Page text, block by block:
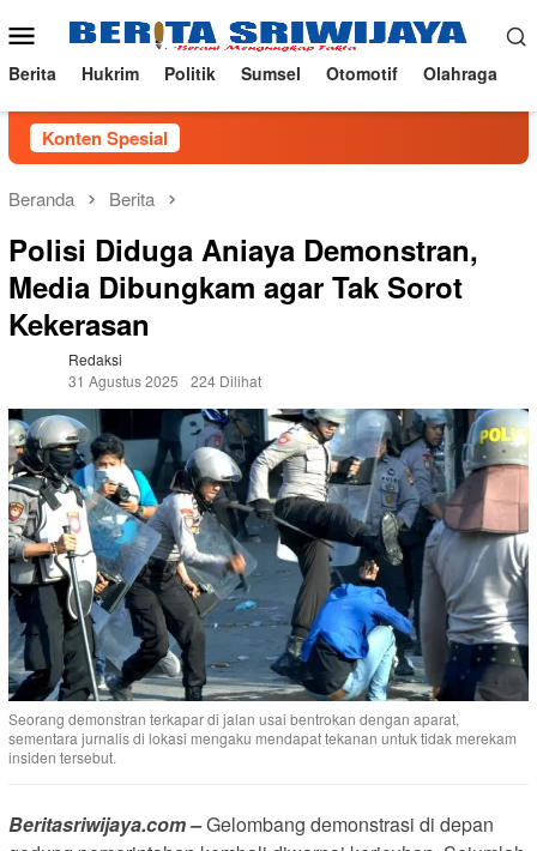
ke
konten
Menu
Mobile
Berita Hukrim Politik Sumsel Otomotif Olahraga
Konten Spesial
Beranda Berita
Polisi Diduga Aniaya Demonstran,
Media Dibungkam agar Tak Sorot
Kekerasan
Redaksi
31 Agustus 2025
224 Dilihat
Seorang demonstran terkapar di jalan usai bentrokan dengan aparat,
sementara jurnalis di lokasi mengaku mendapat tekanan untuk tidak merekam
insiden tersebut.
Beritasriwijaya.com –Gelombang demonstrasi di depan